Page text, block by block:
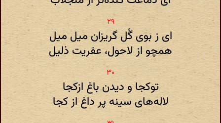
ای ز بوی گُل گریزان میل میل
همچو از لاحول‌، عفریت ذلیل
توکجا و دیدن باغ ازکجا
لاله‌های سینه پر داغ از کجا